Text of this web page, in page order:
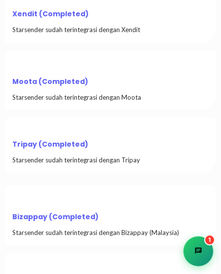
Xendit (Completed)
Starsender sudah terintegrasi dengan Xendit
Moota (Completed)
Starsender sudah terintegrasi dengan Moota
Tripay (Completed)
Starsender sudah terintegrasi dengan Tripay
Bizappay (Completed)
Starsender sudah terintegrasi dengan Bizappay (Malaysia)
1